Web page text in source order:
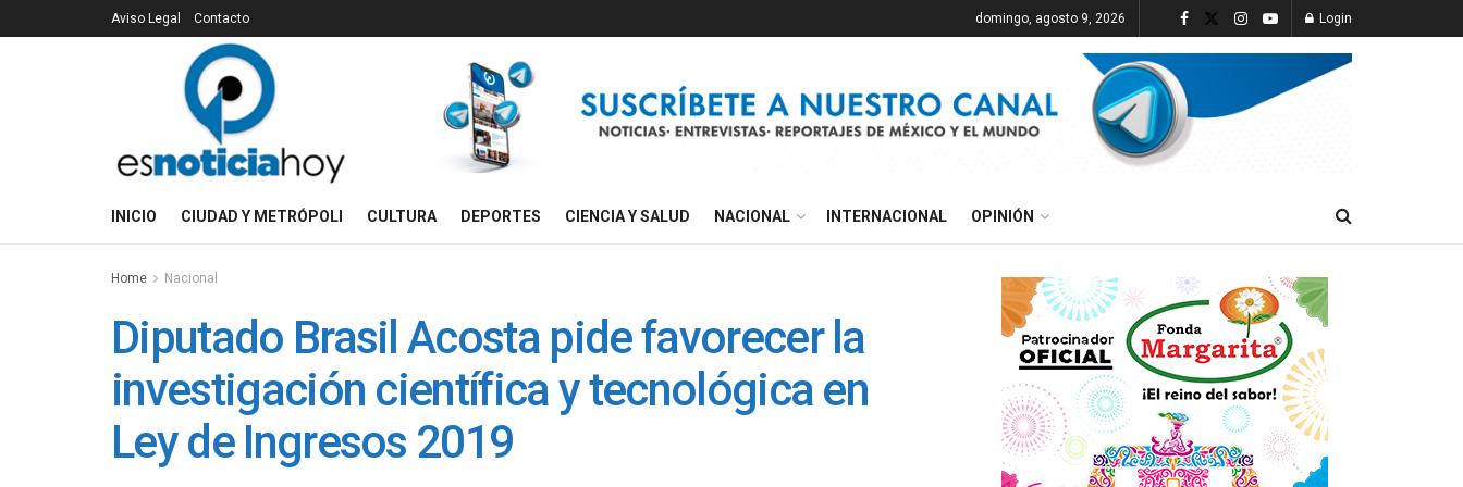
Aviso Legal Contacto domingo, agosto 9, 2026 Login
INICIO CIUDAD Y METRÓPOLI CULTURA DEPORTES CIENCIA Y SALUD NACIONAL INTERNACIONAL OPINIÓN
Home Nacional
Diputado Brasil Acosta pide favorecer la
investigación científica y tecnológica en
Ley de Ingresos 2019